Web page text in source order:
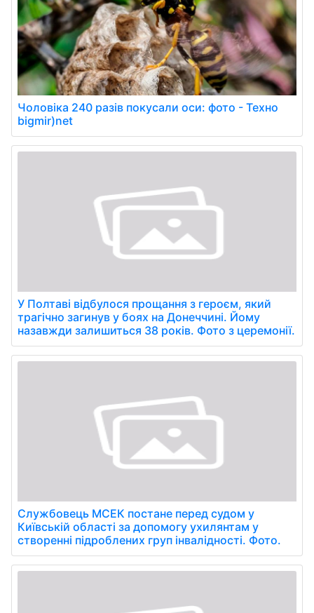
Чоловіка 240 разів покусали оси: фото - Техно
bigmir)net
У Полтаві відбулося прощання з героєм, який
трагічно загинув у боях на Донеччині. Йому
назавжди залишиться 38 років. Фото з церемонії.
Службовець МСЕК постане перед судом у
Київській області за допомогу ухилянтам у
створенні підроблених груп інвалідності. Фото.